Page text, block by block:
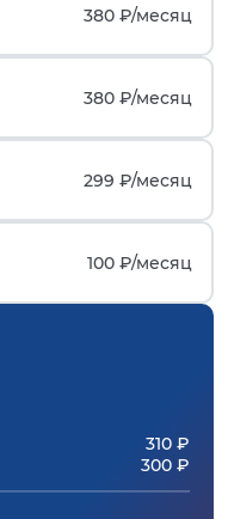
380 ₽/месяц
380 ₽/месяц
299 ₽/месяц
100 ₽/месяц
310 ₽
300 ₽